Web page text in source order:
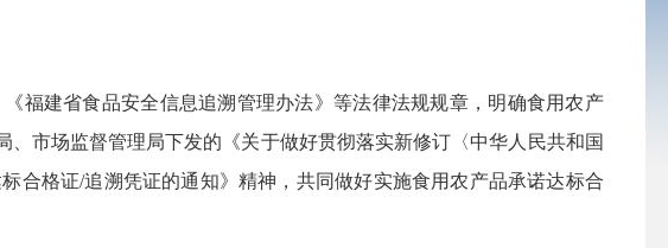
福建省食品安全信息追溯管理办法》等法律法规规章，明确食用农产
市场监督管理局下发的《关于做好贯彻落实新修订〈中华人民共和国
合格证/追溯凭证的通知》精神，共同做好实施食用农产品承诺达标合